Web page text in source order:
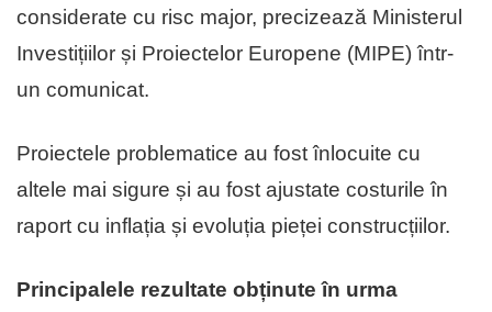
considerate cu risc major, precizează Ministerul
Investițiilor și Proiectelor Europene (MIPE) într-
un comunicat.
Proiectele problematice au fost înlocuite cu
altele mai sigure și au fost ajustate costurile în
raport cu inflația și evoluția pieței construcțiilor.
Principalele rezultate obținute în urma